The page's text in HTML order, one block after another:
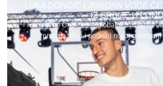
LUKA DONČIĆ I JORDAN VODE
IZ SRBIJE U
Turnir „The One“ deo je globalne inicijative
pronalaženju i podršci novoj